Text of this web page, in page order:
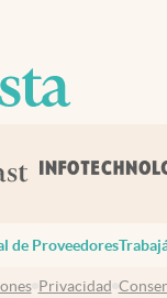
de Proveedores
Privacidad